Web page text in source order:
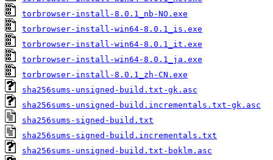
torbrowser-install-8.0.1_nb-NO.exe
torbrowser-install-win64-8.0.1_is.exe
torbrowser-install-win64-8.0.1_it.exe
torbrowser-install-win64-8.0.1_ja.exe
torbrowser-install-8.0.1_zh-CN.exe
sha256sums-unsigned-build.txt-gk.asc
sha256sums-unsigned-build.incrementals.txt-gk.asc
sha256sums-signed-build.txt
sha256sums-signed-build.incrementals.txt
sha256sums-unsigned-build.txt-boklm.asc